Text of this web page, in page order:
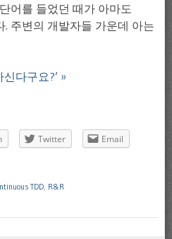
어를 들었던 때가 아마도
주변의 개발자들 가운데 아는
다구요?’ »
Twitter
Email
TDD, R&R